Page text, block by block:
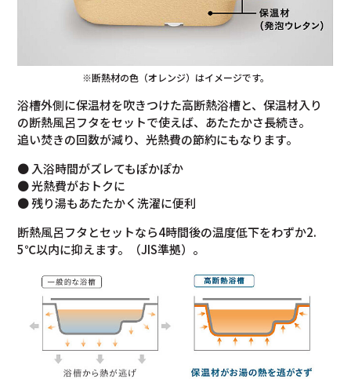
※断熱材の色（オレンジ）はイメージです。
浴槽外側に保温材を吹きつけた高断熱浴槽と、保温材入り
の断熱風呂フタをセットで使えば、あたたかさ長続き。
追い焚きの回数が減り、光熱費の節約にもなります。
● 入浴時間がズレてもぽかぽか
● 光熱費がおトクに
● 残り湯もあたたかく洗濯に便利
断熱風呂フタとセットなら4時間後の温度低下をわずか2.
5℃以内に抑えます。（JIS準拠）。